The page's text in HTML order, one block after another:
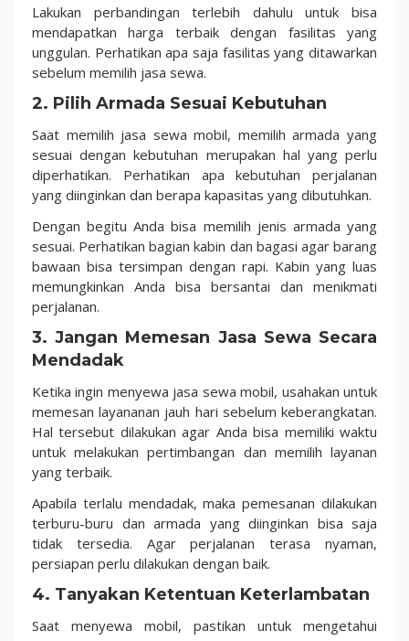
Lakukan perbandingan terlebih dahulu untuk bisa
mendapatkan harga terbaik dengan fasilitas yang
unggulan. Perhatikan apa saja fasilitas yang ditawarkan
sebelum memilih jasa sewa.
2. Pilih Armada Sesuai Kebutuhan
Saat memilih jasa sewa mobil, memilih armada yang
sesuai dengan kebutuhan merupakan hal yang perlu
diperhatikan. Perhatikan apa kebutuhan perjalanan
yang diinginkan dan berapa kapasitas yang dibutuhkan.
Dengan begitu Anda bisa memilih jenis armada yang
sesuai. Perhatikan bagian kabin dan bagasi agar barang
bawaan bisa tersimpan dengan rapi. Kabin yang luas
memungkinkan Anda bisa bersantai dan menikmati
perjalanan.
3. Jangan Memesan Jasa Sewa Secara
Mendadak
Ketika ingin menyewa jasa sewa mobil, usahakan untuk
memesan layananan jauh hari sebelum keberangkatan.
Hal tersebut dilakukan agar Anda bisa memiliki waktu
untuk melakukan pertimbangan dan memilih layanan
yang terbaik.
Apabila terlalu mendadak, maka pemesanan dilakukan
terburu-buru dan armada yang diinginkan bisa saja
tidak tersedia. Agar perjalanan terasa nyaman,
persiapan perlu dilakukan dengan baik.
4. Tanyakan Ketentuan Keterlambatan
Saat menyewa mobil, pastikan untuk mengetahui